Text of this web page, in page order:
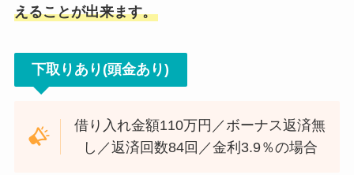
えることが出来ます。
下取りあり(頭金あり)
借り入れ金額110万円／ボーナス返済無
し／返済回数84回／金利3.9％の場合